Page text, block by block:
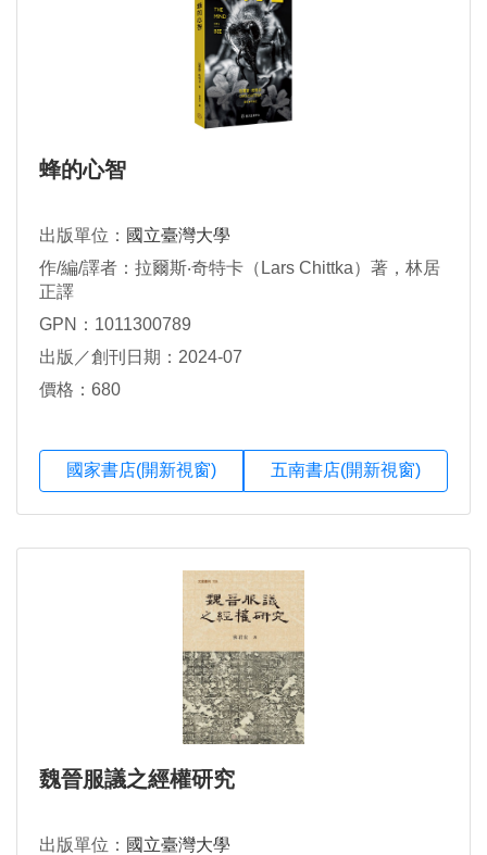
蜂的心智
出版單位： 國立臺灣大學
作/編/譯者：拉爾斯‧奇特卡（Lars Chittka）著，林居
正譯
GPN：1011300789
出版／創刊日期：2024-07
價格：680
國家書店(開新視窗) 五南書店(開新視窗)
魏晉服議之經權研究
出版單位： 國立臺灣大學